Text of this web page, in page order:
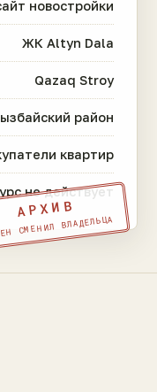
новостройки
ЖК Altyn Dala
Qazaq Stroy
район
квартир
не действует
АРХИВ
СМЕНИЛ ВЛАДЕЛЬЦА